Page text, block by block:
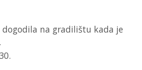
dogodila na gradilištu kada je